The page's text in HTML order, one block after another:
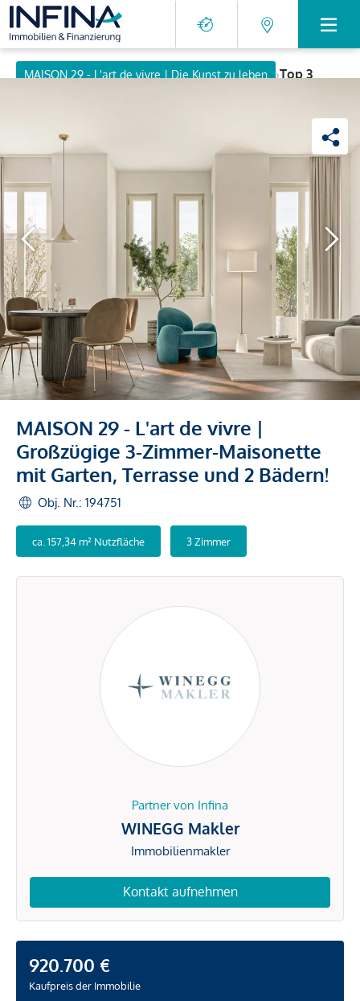
MAISON 29 - L'art de vivre | Die Kunst zu leben ›Top 3
MAISON 29 - L'art de vivre |
Großzügige 3-Zimmer-Maisonette
mit Garten, Terrasse und 2 Bädern!
Obj. Nr.: 194751
ca. 157,34 m² Nutzfläche 3 Zimmer
Partner von Infina
WINEGG Makler
Immobilienmakler
Kontakt aufnehmen
920.700 €
Kaufpreis der Immobilie